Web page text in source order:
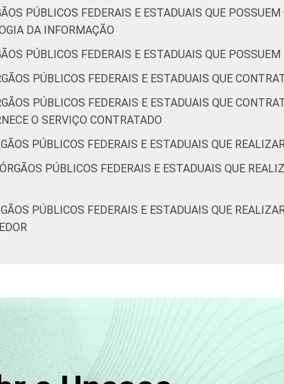
PÚBLICOS FEDERAIS E ESTADUAIS QUE
DA INFORMAÇÃO
PÚBLICOS FEDERAIS E ESTADUAIS QUE
PÚBLICOS FEDERAIS E ESTADUAIS QUE
PÚBLICOS FEDERAIS E ESTADUAIS QUE
O SERVIÇO CONTRATADO
PÚBLICOS FEDERAIS E ESTADUAIS QUE
PÚBLICOS FEDERAIS E ESTADUAIS QUE
PÚBLICOS FEDERAIS E ESTADUAIS QUE